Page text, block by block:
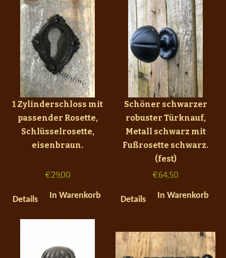
1 Zylinderschloss mit
passender Rosette,
Schlüsselrosette,
eisenbraun.
€29,00
Details In Warenkorb
Schöner schwarzer
robuster Türknauf,
Metall schwarz mit
Fußrosette schwarz.
(fest)
€64,50
Details In Warenkorb